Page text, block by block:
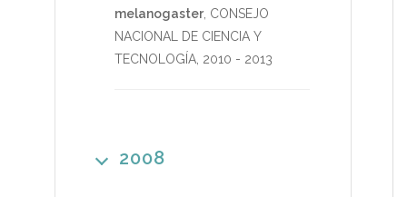
melanogaster, CONSEJO
NACIONAL DE CIENCIA Y
TECNOLOGÍA, 2010 - 2013
2008